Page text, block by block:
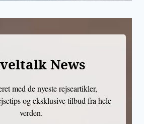
News
med de nyeste rejseartikler,
og eksklusive tilbud fra hele
verden.